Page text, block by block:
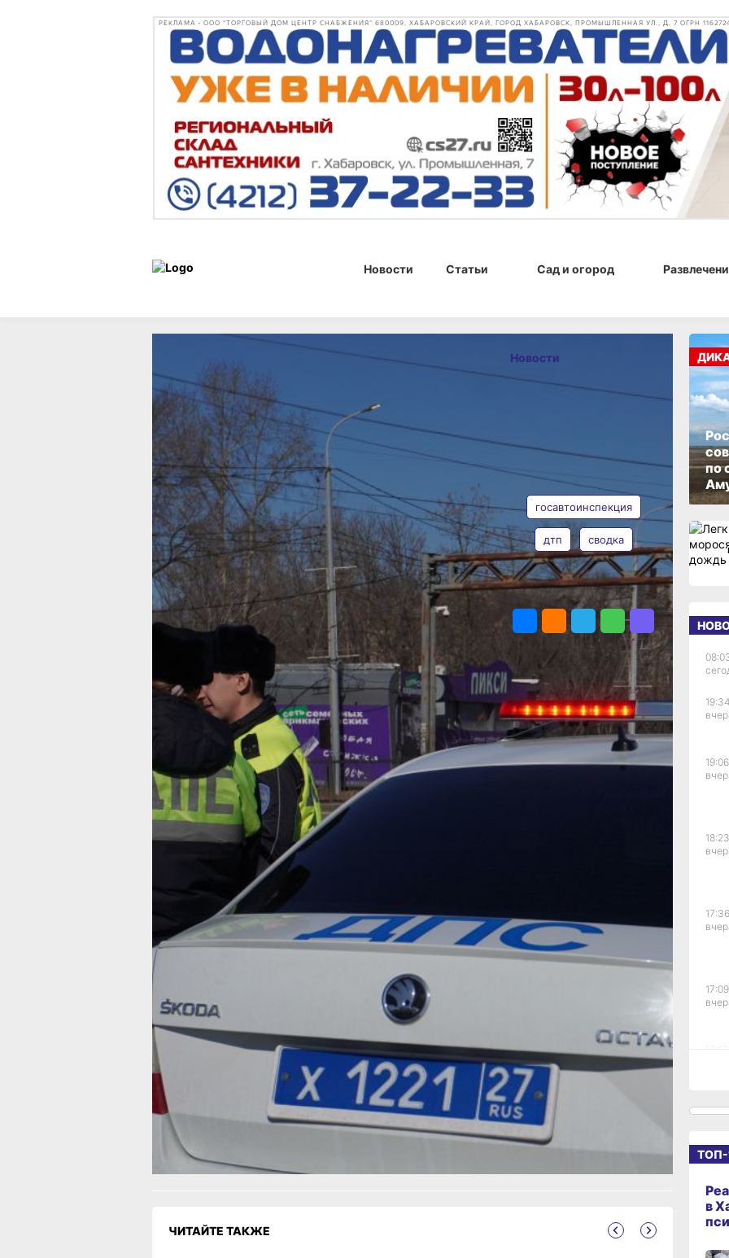
РЕКЛАМА • ООО "ТОРГОВЫЙ ДОМ ЦЕНТР СНАБЖЕНИЯ" 680009, ХАБАРОВСКИЙ КРАЙ, ГОРОД ХАБАРОВСК, ПРОМЫШЛЕННАЯ УЛ., Д. 7 ОГРН
Новости Статьи Сад и огород
В Хабаровском
крае 13 мая
в ДТП
пострадали 8
человек
Подросток на мотоцикле разбился
в Ванино
Фото:Таисия Субботина
13 мая 2026 года в Хабаровском крае
зарегистрировано 5 дорожно-
транспортных происшествий. Как
сообщили в Госавтоинспекции
Хабаровского края, в них пострадали 8
человек, один из которых
несовершеннолетний.
Три аварии — столкновения, одна — наезд
на пешехода, ещё одна — съезд с дороги.
Именно при съезде с дороги в посёлке
Ванино на улице Береговой 14-летний
водитель мотоцикла не справился
с управлением и врезался в дерево.
Подросток госпитализирован
в хирургическое отделение районной
больницы. Погибших нет.
За сутки выявлено 397 нарушений правил
дорожного движения. Задержаны 12
нетрезвых водителей (5 в Хабаровске). 17
автомобилистов не пропустили пешеходов
на переходах (8 в краевой столице). 9
пешеходов нарушили правила перехода (3
в Хабаровске). Ещё 29 человек управляли
автомобилями без прав либо были лишены
права управления (12 в Хабаровске).
Госавтоинспекция призывает родителей
контролировать доступ детей
к мототранспорту.
В ТЕМУ:
Магнитные бури, радиационный фон
и пробки в Хабаровске 14 мая
Читайте нас в соцсетях:
Одноклассники,
Телеграм или
Яндекс.Дзен
Как вам материал?
Огонь!
Супер
Удивило
Грустно
Новости
Таисия
Субботина
госавтоинспекция
дтп сводка
ПОДЕЛИТЬСЯ
ЧИТАЙТЕ ТАКЖЕ
по
ТОП-
в